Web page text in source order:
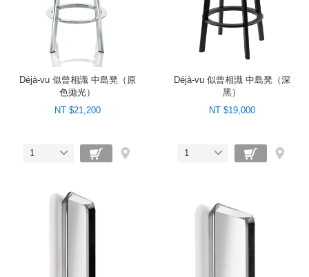
Déjà-vu 似曾相識 中島凳（原
色拋光）
NT $21,200
1
Déjà-vu 似曾相識 中島凳（深
黑）
NT $19,000
1